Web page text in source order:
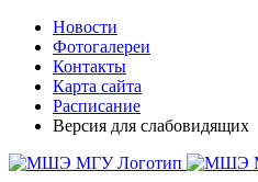
Skip
content
TelegramНовости
Фотогалереи
Контакты
Карта сайта
Расписание
Версия для слабовидящих